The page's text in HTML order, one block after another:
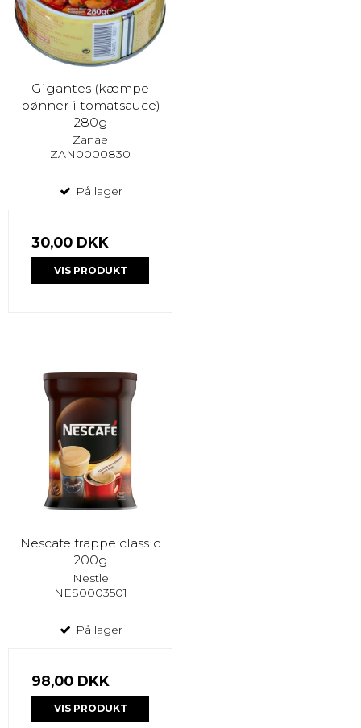
Gigantes (kæmpe
bønner i tomatsauce)
280g
Zanae
ZAN0000830
På lager
30,00 DKK
VIS PRODUKT
Nescafe frappe classic
200g
Nestle
NES0003501
På lager
98,00 DKK
VIS PRODUKT